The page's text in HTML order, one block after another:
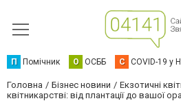
П Помічник О ОСББ C COVID-19 у
Головна Бізнес новини
Екзотичні
квітникарстві: від плантації до вашої